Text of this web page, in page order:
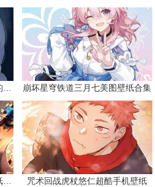
崩坏星穹铁道三月七美图壁纸合集
咒术回战虎杖悠仁超酷手机壁纸